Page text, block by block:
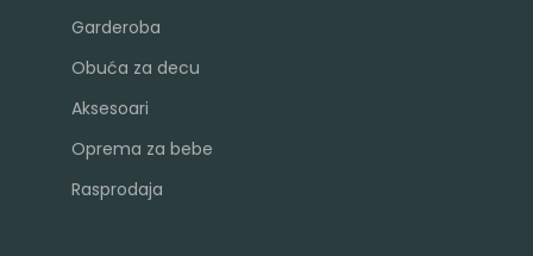
Garderoba
Obuća za decu
Aksesoari
Oprema za bebe
Rasprodaja